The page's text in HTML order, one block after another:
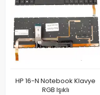
HP 16-N Notebook Klavye
RGB Işıklı